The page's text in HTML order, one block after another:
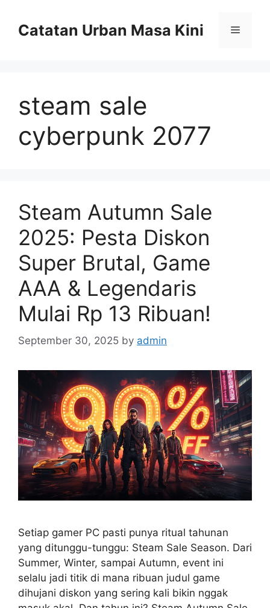
contentCatatan Urban Masa Kini Menu
steam sale
cyberpunk 2077
Steam Autumn Sale
2025: Pesta Diskon
Super Brutal, Game
AAA & Legendaris
Mulai Rp 13 Ribuan!
September 30, 2025 by admin
Setiap gamer PC pasti punya ritual tahunan
yang ditunggu-tunggu: Steam Sale Season. Dari
Summer, Winter, sampai Autumn, event ini
selalu jadi titik di mana ribuan judul game
dihujani diskon yang sering kali bikin nggak